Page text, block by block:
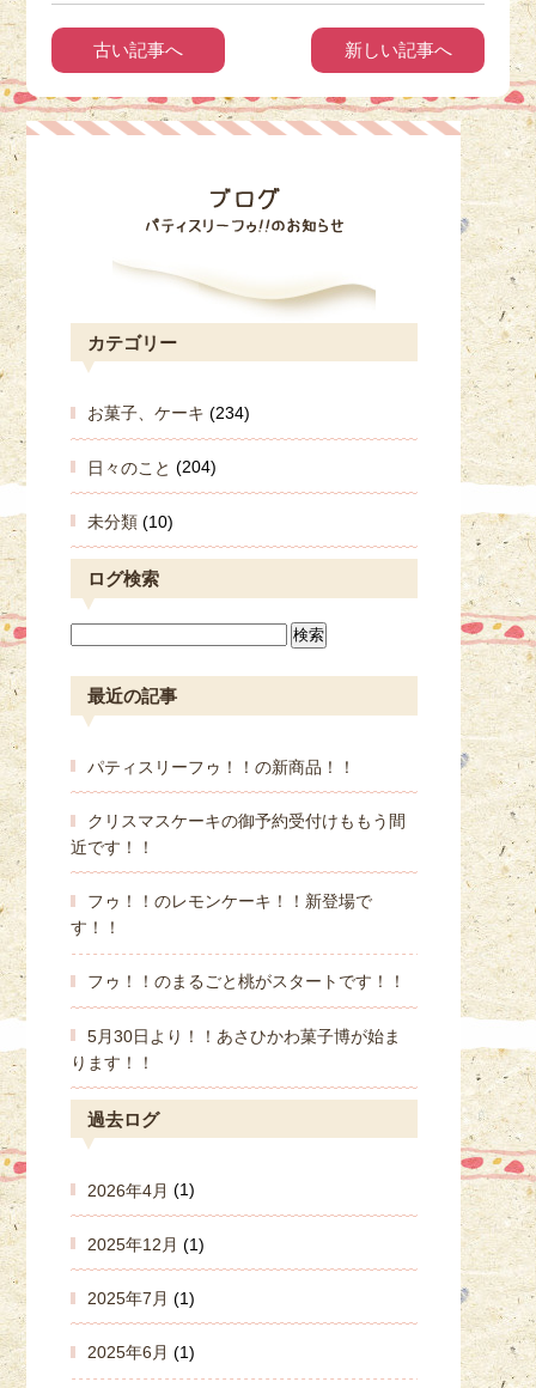
古い記事へ 新しい記事へ
カテゴリー
お菓子、ケーキ (234)
日々のこと (204)
未分類 (10)
ログ検索
最近の記事
パティスリーフゥ！！の新商品！！
クリスマスケーキの御予約受付けももう間
近です！！
フゥ！！のレモンケーキ！！新登場で
す！！
フゥ！！のまるごと桃がスタートです！！
5月30日より！！あさひかわ菓子博が始ま
ります！！
過去ログ
2026年4月 (1)
2025年12月 (1)
2025年7月 (1)
2025年6月 (1)